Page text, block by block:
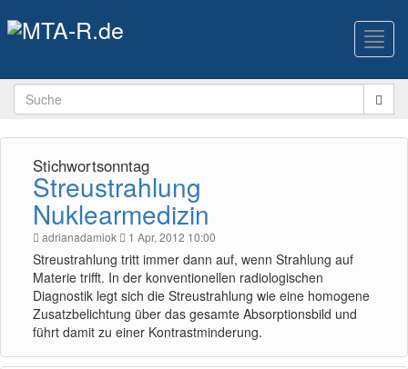
Stichwortsonntag
Streustrahlung
Nuklearmedizin
adrianadamiok 1 Apr, 2012 10:00
Streustrahlung tritt immer dann auf, wenn Strahlung auf
Materie trifft. In der konventionellen radiologischen
Diagnostik legt sich die Streustrahlung wie eine homogene
Zusatzbelichtung über das gesamte Absorptionsbild und
führt damit zu einer Kontrastminderung.